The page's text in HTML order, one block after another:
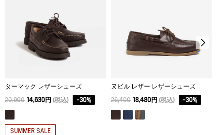
ターマック レザーシューズ
20,900 14,630円 (税込) -30%
SUMMER SALE
ヌビル レザー レザーシューズ
26,400 18,480円 (税込) -30%